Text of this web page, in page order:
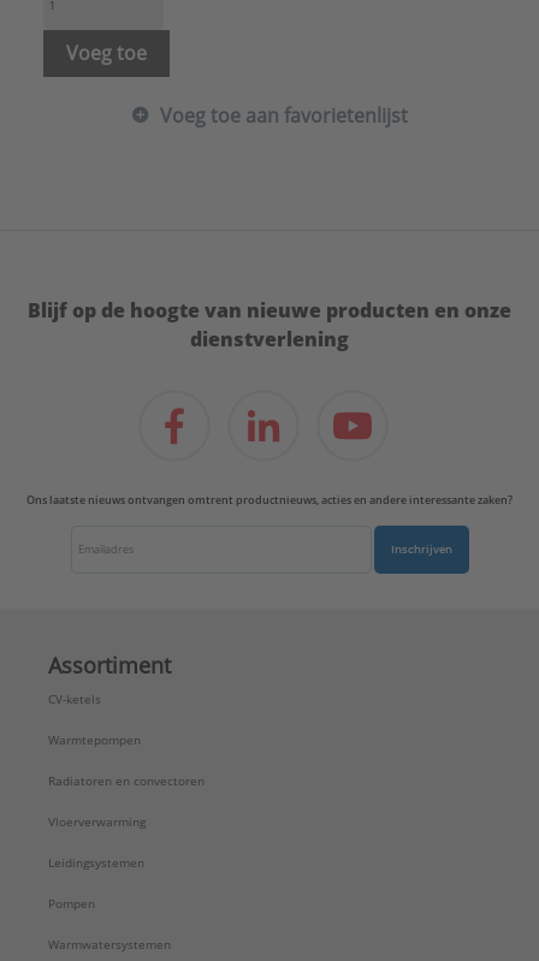
Type:
Serie:
Onderbloksystemen
Voeg toe
Voeg toe aan favorietenlijst
Blijf op de hoogte van nieuwe producten en onze
dienstverlening
Ons laatste nieuws ontvangen omtrent productnieuws, acties en andere interessante zaken?
Inschrijven
Assortiment
CV-ketels
Warmtepompen
Radiatoren en convectoren
Vloerverwarming
Leidingsystemen
Pompen
Warmwatersystemen